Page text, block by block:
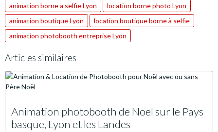
animation borne a selfie Lyon
location borne photo Lyon
animation boutique Lyon
location boutique borne à selfie
animation photobooth entreprise Lyon
Articles similaires
Animation photobooth de Noel sur le Pays
basque, Lyon et les Landes